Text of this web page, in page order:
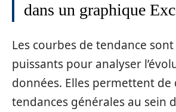
dans un graphique
Les courbes de tendance
puissants pour analyser
données. Elles permettent de
tendances générales au sein